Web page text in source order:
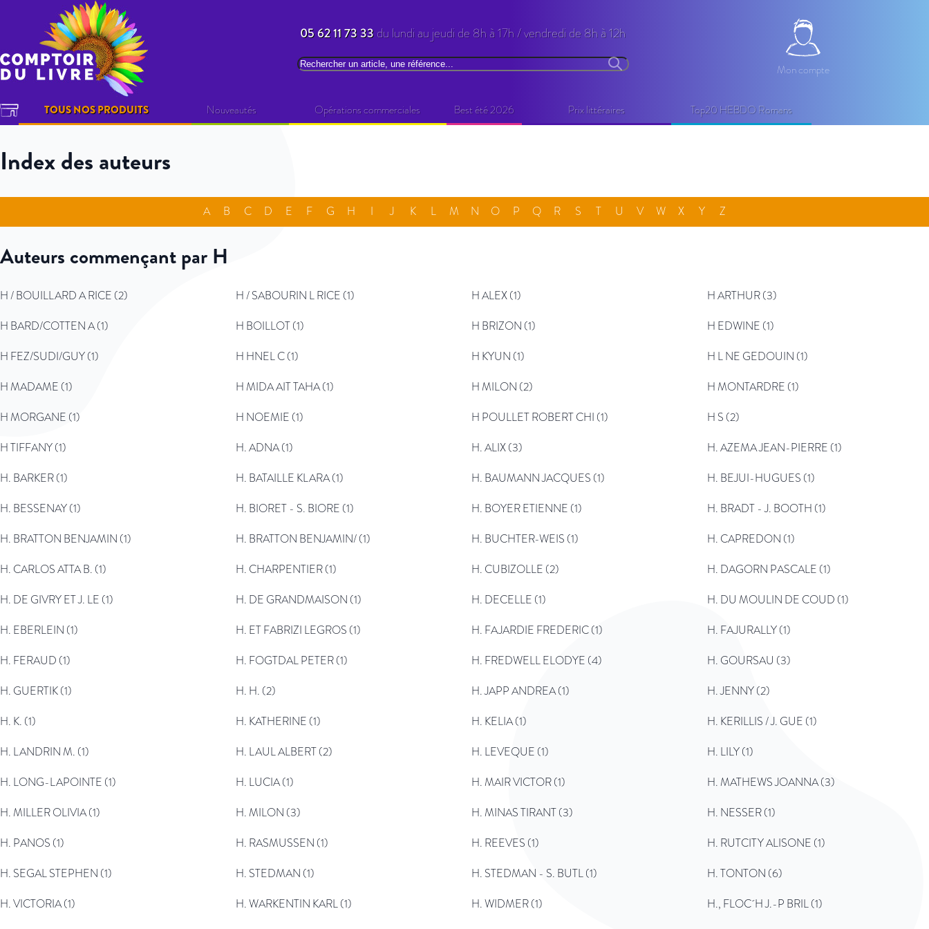
Allez au contenu
05 62 11 73 33 du lundi au jeudi de 8h à 17h / vendredi de 8h à 12h
Rechercher
Rechercher
Mon compte
Mon compte
TOUS NOS PRODUITS Nouveautés Opérations commerciales Best été 2026 Prix littéraires Top20 HEBDO Romans
Index des auteurs
A B C D E F G H I J K L M N O P Q R S T U V W X Y Z
Auteurs commençant par H
H / BOUILLARD A RICE (2) H / SABOURIN L RICE (1) H ALEX (1)
H ARTHUR (3)
H BARD/COTTEN A (1)
H BOILLOT (1) H BRIZON (1)
H EDWINE (1)
H FEZ/SUDI/GUY (1)
H HNEL C (1) H KYUN (1)
H L NE GEDOUIN (1)
H MADAME (1)
H MIDA AIT TAHA (1) H MILON (2)
H MONTARDRE (1)
H MORGANE (1)
H NOEMIE (1) H POULLET ROBERT CHI (1)
H S (2)
H TIFFANY (1)
H. ADNA (1) H. ALIX (3)
H. AZEMA JEAN-PIERRE (1)
H. BARKER (1)
H. BATAILLE KLARA (1) H. BAUMANN JACQUES (1)
H. BEJUI-HUGUES (1)
H. BESSENAY (1)
H. BIORET - S. BIORE (1) H. BOYER ETIENNE (1)
H. BRADT - J. BOOTH (1)
H. BRATTON BENJAMIN (1)
H. BRATTON BENJAMIN/ (1) H. BUCHTER-WEIS (1)
H. CAPREDON (1)
H. CARLOS ATTA B. (1)
H. CHARPENTIER (1) H. CUBIZOLLE (2)
H. DAGORN PASCALE (1)
H. DE GIVRY ET J. LE (1)
H. DE GRANDMAISON (1) H. DECELLE (1)
H. DU MOULIN DE COUD (1)
H. EBERLEIN (1)
H. ET FABRIZI LEGROS (1) H. FAJARDIE FREDERIC (1)
H. FAJURALLY (1)
H. FERAUD (1)
H. FOGTDAL PETER (1) H. FREDWELL ELODYE (4)
H. GOURSAU (3)
H. GUERTIK (1)
H. H. (2) H. JAPP ANDREA (1)
H. JENNY (2)
H. K. (1)
H. KATHERINE (1) H. KELIA (1)
H. KERILLIS / J. GUE (1)
H. LANDRIN M. (1)
H. LAUL ALBERT (2) H. LEVEQUE (1)
H. LILY (1)
H. LONG-LAPOINTE (1)
H. LUCIA (1) H. MAIR VICTOR (1)
H. MATHEWS JOANNA (3)
H. MILLER OLIVIA (1)
H. MILON (3) H. MINAS TIRANT (3)
H. NESSER (1)
H. PANOS (1)
H. RASMUSSEN (1) H. REEVES (1)
H. RUTCITY ALISONE (1)
H. SEGAL STEPHEN (1)
H. STEDMAN (1) H. STEDMAN - S. BUTL (1)
H. TONTON (6)
H. VICTORIA (1)
H. WARKENTIN KARL (1) H. WIDMER (1)
H., FLOC´H J.-P BRIL (1)